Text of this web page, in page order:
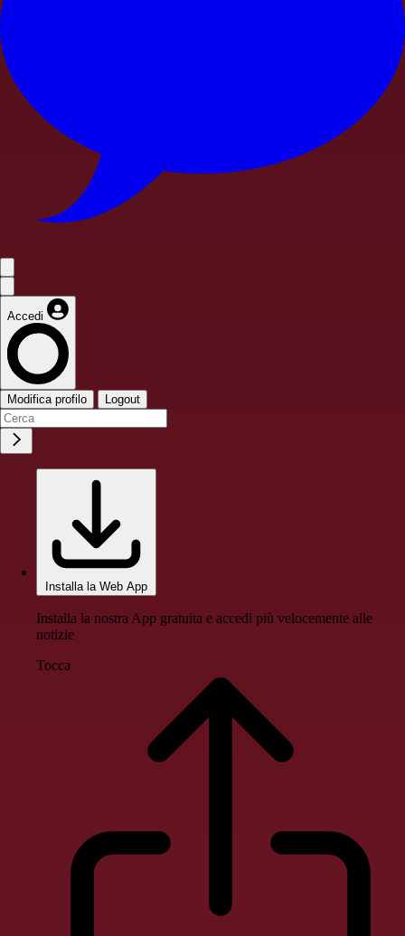
Accedi
Modifica profilo Logout
Installa la Web App
Installa la nostra App gratuita e accedi più velocemente alle
notizie
Tocca